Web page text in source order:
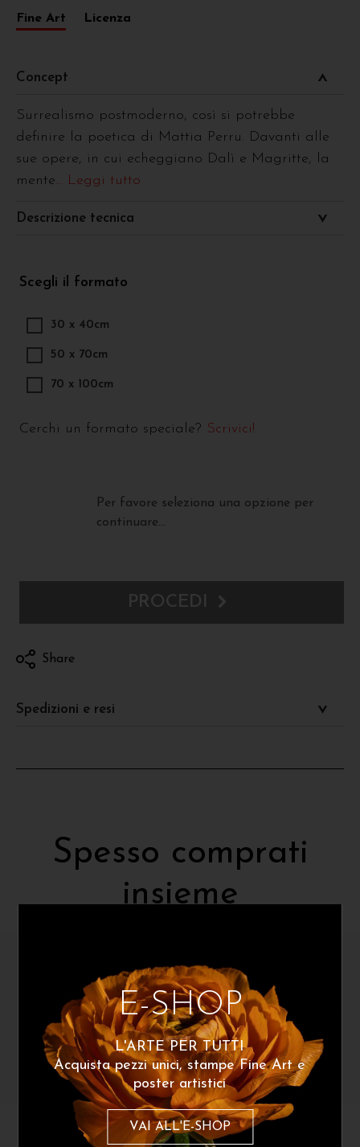
Fine Art Licenza
Concept
Surrealismo postmoderno, così si potrebbe
definire la poetica di Mattia Perru. Davanti alle
sue opere, in cui echeggiano Dalì e Magritte, la
mente... Leggi tutto
Descrizione tecnica
Scegli il formato
30 x 40cm
50 x 70cm
70 x 100cm
Cerchi un formato speciale? Scrivici!
Per favore seleziona una opzione per
continuare...
PROCEDI
Share
Spedizioni e resi
Spesso comprati
insieme
Mattia Perru Mattia Perru
E-SHOP
L'ARTE PER TUTTI
Acquista pezzi unici, stampe Fine Art e
poster artistici
VAI ALL'E-SHOP